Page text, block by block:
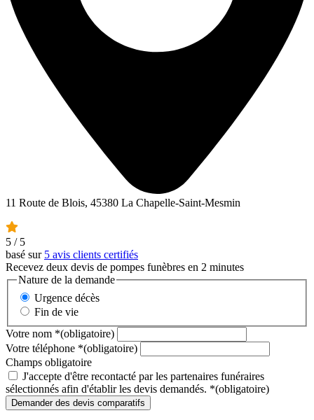
11 Route de Blois, 45380 La Chapelle-Saint-Mesmin
5 / 5
basé sur 5 avis clients certifiés
Recevez deux devis de pompes funèbres en 2 minutes
Nature de la demande
Urgence décès
Fin de vie
Votre nom *(obligatoire)
Votre téléphone *(obligatoire)
Champs obligatoire
J'accepte d'être recontacté par les partenaires funéraires
sélectionnés afin d'établir les devis demandés. *(obligatoire)